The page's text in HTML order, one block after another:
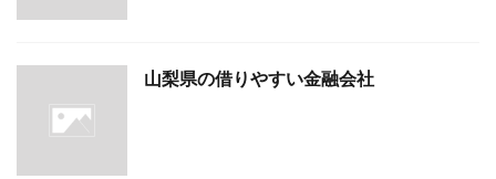
山梨県の借りやすい金融会社